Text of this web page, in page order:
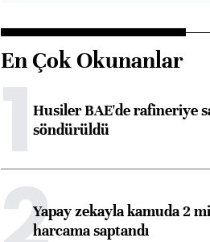
En Çok Okunanlar
1Husiler BAE'de rafineriye
söndürüldü
Yapay zekayla kamuda 2
harcama saptandı